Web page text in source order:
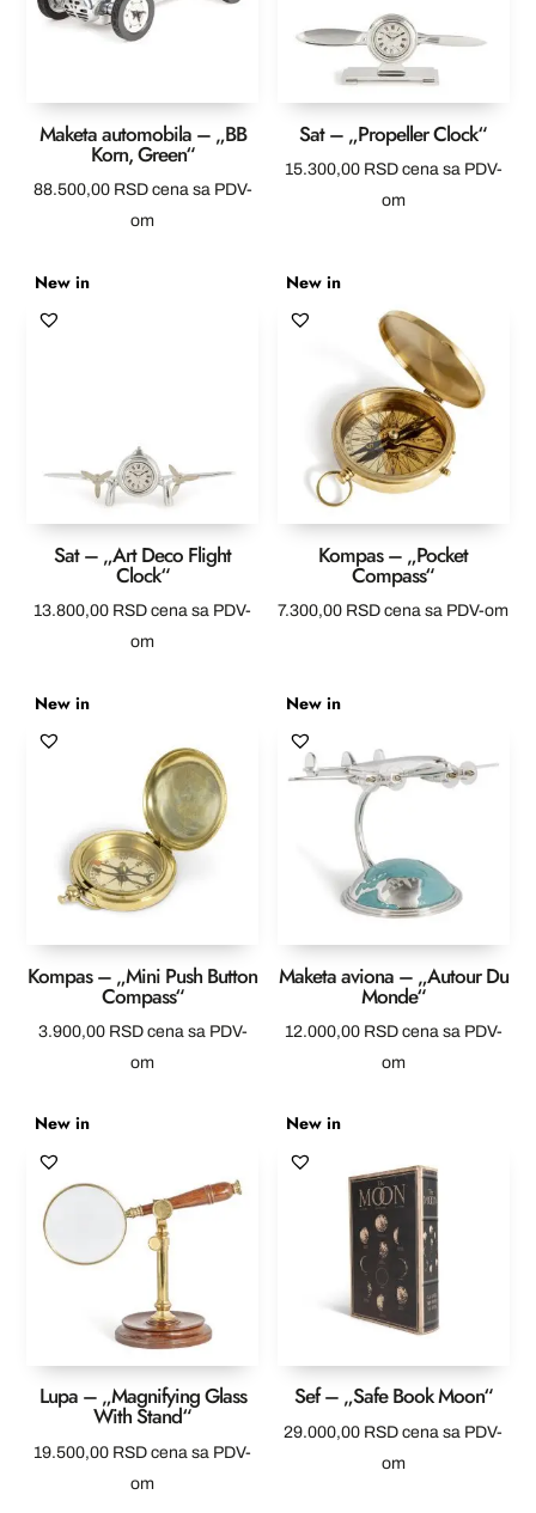
Maketa automobila – „BB
Korn, Green“
88.500,00 RSD cena sa PDV-
om
Sat – „Propeller Clock“
15.300,00 RSD cena sa PDV-
om
New in
Sat – „Art Deco Flight
Clock“
13.800,00 RSD cena sa PDV-
om
New in
Kompas – „Pocket
Compass“
7.300,00 RSD cena sa PDV-om
New in
Kompas – „Mini Push Button
Compass“
3.900,00 RSD cena sa PDV-
om
New in
Maketa aviona – „Autour Du
Monde“
12.000,00 RSD cena sa PDV-
om
New in
Lupa – „Magnifying Glass
With Stand“
19.500,00 RSD cena sa PDV-
om
New in
Sef – „Safe Book Moon“
29.000,00 RSD cena sa PDV-
om